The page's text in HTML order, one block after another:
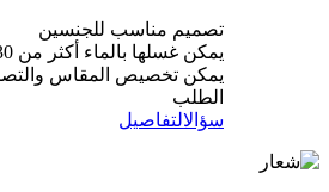
تصميم مناسب للجنسين
يمكن غسلها بالماء أكثر من 30-50 مرة
يمكن تخصيص المقاس
الطلب
سؤالالتفاصيل